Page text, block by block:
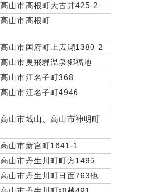
高山市高根町大古井425-2
高山市高根町
高山市国府町上広瀬1380-2
高山市奥飛騨温泉郷福地
高山市江名子町368
高山市江名子町4946
高山市城山、高山市神明町
高山市新宮町1641-1
高山市丹生川町町方1496
高山市丹生川町日面763他